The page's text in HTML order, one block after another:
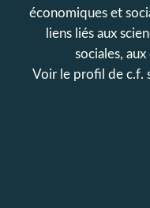
économiques et
liens liés aux
sociales,
Voir le profil de c.f.